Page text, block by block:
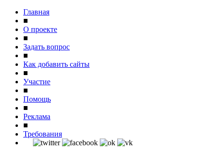
Главная
■
О проекте
■
Задать вопрос
■
Как добавить сайты
■
Участие
■
Помощь
■
Реклама
■
Требования